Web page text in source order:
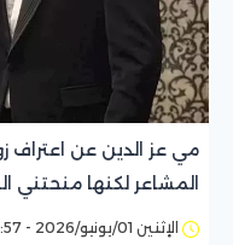
مي عز الدين عن
المشاعر لكنها منحتني
الإثنين 01/يونيو/2026 - 03:57 ص